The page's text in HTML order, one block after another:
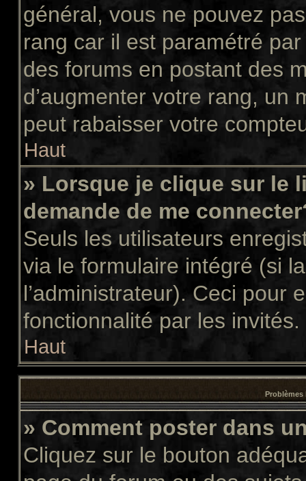
général, vous ne pouvez
rang car il est paramétré
des forums en postant des
d’augmenter votre rang, un
peut rabaisser votre
Haut
» Lorsque je clique sur le
demande de me
Seuls les utilisateurs
via le formulaire intégré (si
l’administrateur). Ceci pour
fonctionnalité par les invités.
Haut
Problèmes
» Comment poster dans
Cliquez sur le bouton